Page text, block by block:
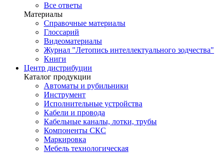
Все ответы
Материалы
Справочные материалы
Глоссарий
Видеоматериалы
Журнал "Летопись интеллектуального зодчества"
Книги
Центр дистрибуции
Каталог продукции
Автоматы и рубильники
Инструмент
Исполнительные устройства
Кабели и провода
Кабельные каналы, лотки, трубы
Компоненты СКС
Маркировка
Мебель технологическая